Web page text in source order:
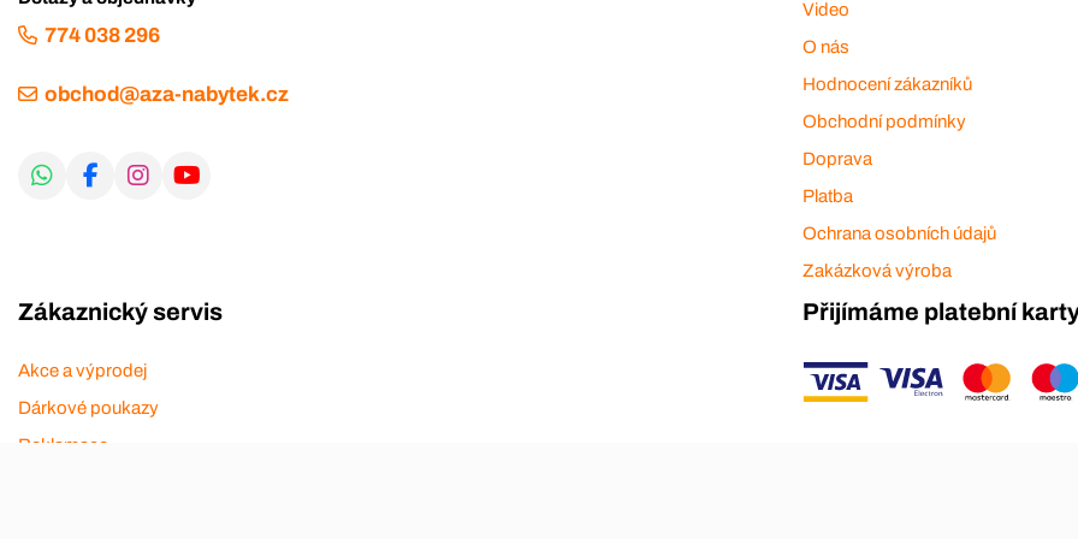
774 038 296
obchod@aza-nabytek.cz
Video
O nás
Hodnocení zákazníků
Obchodní podmínky
Doprava
Platba
Ochrana osobních údajů
Zakázková výroba
Zákaznický servis
Akce a výprodej
Dárkové poukazy
Reklamace
Přijímáme platební